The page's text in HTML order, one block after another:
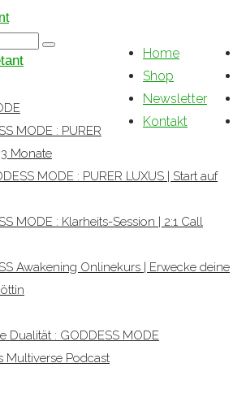
Home
Shop
Newsletter
Kontakt
MODE : PURER
Monate
MODE : PURER LUXUS | Start auf
MODE : Klarheits-Session | 2:1 Call
Awakening Onlinekurs | Erwecke deine
Dualität : GODDESS MODE
Multiverse Podcast